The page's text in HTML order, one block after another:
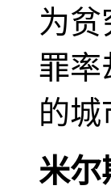
为
罪率
的城
米尔